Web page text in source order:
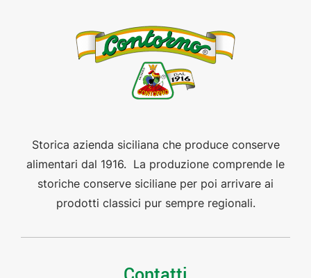
Storica azienda siciliana che produce conserve
alimentari dal 1916. La produzione comprende le
storiche conserve siciliane per poi arrivare ai
prodotti classici pur sempre regionali.